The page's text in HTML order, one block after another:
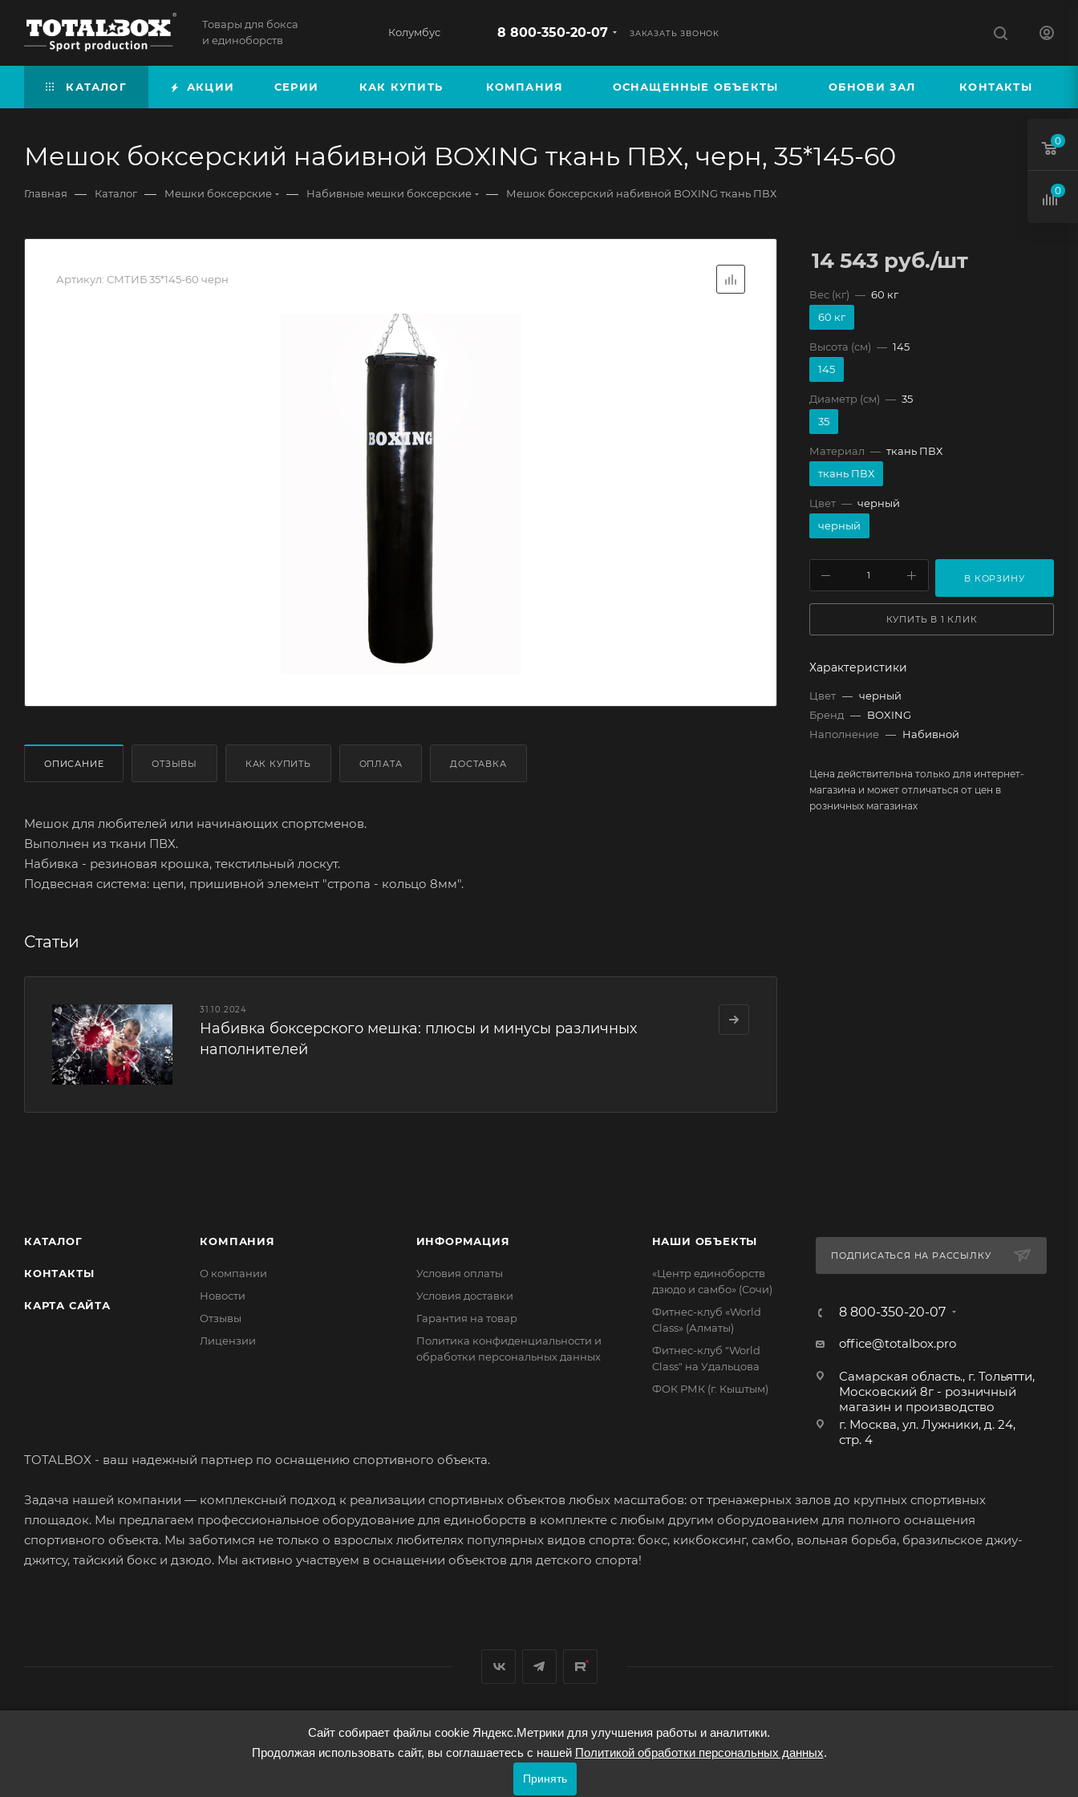
Товары для бокса
и единоборств
Колумбус 8 800-350-20-07 ЗАКАЗАТЬ ЗВОНОК
КАТАЛОГ АКЦИИ СЕРИИ КАК КУПИТЬ КОМПАНИЯ ОСНАЩЕННЫЕ ОБЪЕКТЫ ОБНОВИ ЗАЛ КОНТАКТЫ
Мешок боксерский набивной BOXING ткань ПВХ, черн, 35*145-60
Главная — Каталог — Мешки боксерские — Набивные мешки боксерские — Мешок боксерский набивной BOXING ткань ПВХ
Артикул: СМТИБ 35*145-60 черн
ОПИСАНИЕ ОТЗЫВЫ КАК КУПИТЬ ОПЛАТА ДОСТАВКА
Мешок для любителей или начинающих спортсменов.
Выполнен из ткани ПВХ.
Набивка - резиновая крошка, текстильный лоскут.
Подвесная система: цепи, пришивной элемент "стропа - кольцо 8мм".
Статьи
31.10.2024
Набивка боксерского мешка: плюсы и минусы различных
наполнителей
14 543 руб./шт
Вес (кг) — 60 кг
60 кг
Высота (см) — 145
145
Диаметр (см) — 35
35
Материал — ткань ПВХ
ткань ПВХ
Цвет — черный
черный
В КОРЗИНУ
КУПИТЬ В 1 КЛИК
Характеристики
Цвет — черный
Бренд — BOXING
Наполнение — Набивной
Цена действительна только для интернет-
магазина и может отличаться от цен в
розничных магазинах
КАТАЛОГ
КОНТАКТЫ
КАРТА САЙТА
КОМПАНИЯ
О компании
Новости
Отзывы
Лицензии
ИНФОРМАЦИЯ
Условия оплаты
Условия доставки
Гарантия на товар
Политика конфиденциальности и
обработки персональных данных
НАШИ ОБЪЕКТЫ
«Центр единоборств
дзюдо и самбо» (Сочи)
Фитнес-клуб «World
Class» (Алматы)
Фитнес-клуб "World
Class" на Удальцова
ФОК РМК (г. Кыштым)
ПОДПИСАТЬСЯ НА РАССЫЛКУ
8 800-350-20-07
office@totalbox.pro
Самарская область., г. Тольятти,
Московский 8г - розничный
магазин и производство
г. Москва, ул. Лужники, д. 24,
стр. 4
TOTALBOX - ваш надежный партнер по оснащению спортивного объекта.
Задача нашей компании — комплексный подход к реализации спортивных объектов любых масштабов: от тренажерных залов до крупных спортивных
площадок. Мы предлагаем профессиональное оборудование для единоборств в комплекте с любым другим оборудованием для полного оснащения
спортивного объекта. Мы заботимся не только о взрослых любителях популярных видов спорта: бокс, кикбоксинг, самбо, вольная борьба, бразильское джиу-
джитсу, тайский бокс и дзюдо. Мы активно участвуем в оснащении объектов для детского спорта!
0
0
Сайт собирает файлы cookie Яндекс.Метрики для улучшения работы и аналитики.
Продолжая использовать сайт, вы соглашаетесь с нашей Политикой обработки персональных данных.
Принять